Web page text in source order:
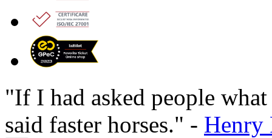
"If I had asked people
said faster horses." - Henry